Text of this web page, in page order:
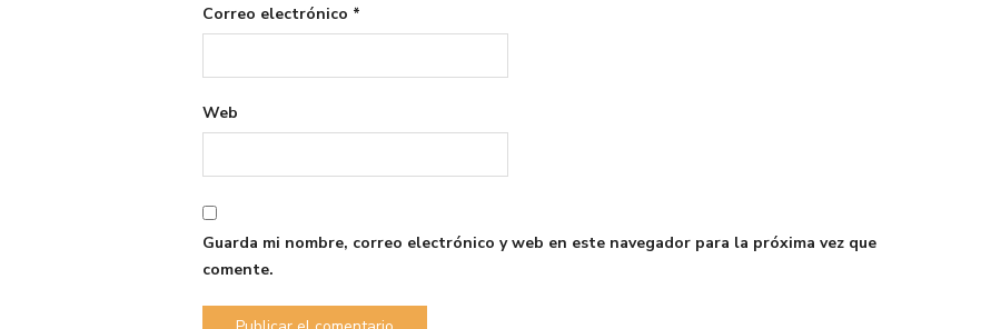
Correo electrónico *
Web
Guarda mi nombre, correo electrónico y web en este navegador para la próxima vez que
comente.